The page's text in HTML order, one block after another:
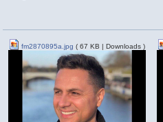
fm2870895a.jpg ( 67 KB | Downloads )